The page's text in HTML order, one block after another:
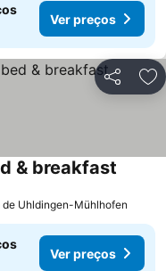
Ver preços
Partilhar
& breakfast
de Uhldingen-Mühlhofen
Ver preços